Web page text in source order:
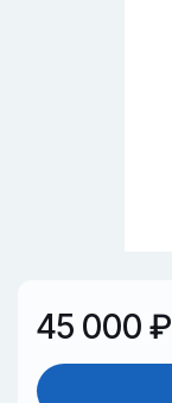
45 000 ₽